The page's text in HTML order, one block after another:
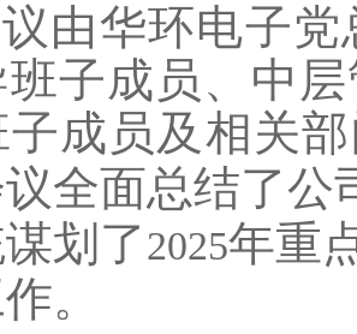
由华环电子
子成员、中
成员及相关
全面总结了公
划了2025年重
。